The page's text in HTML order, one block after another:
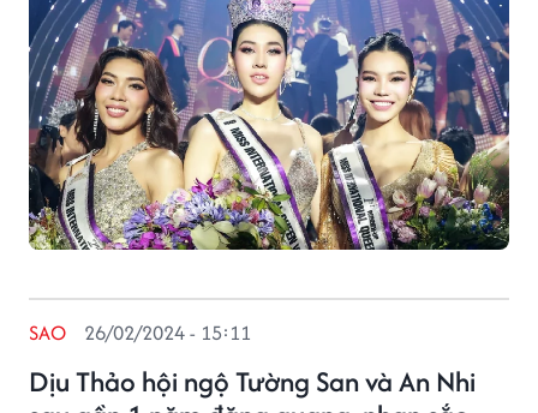
Dịu Thảo hội ngộ Tường San và An Nhi
SAO 26/02/2024 - 15:11